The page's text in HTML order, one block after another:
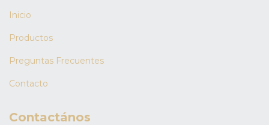
Inicio
Productos
Preguntas Frecuentes
Contacto
Contactános